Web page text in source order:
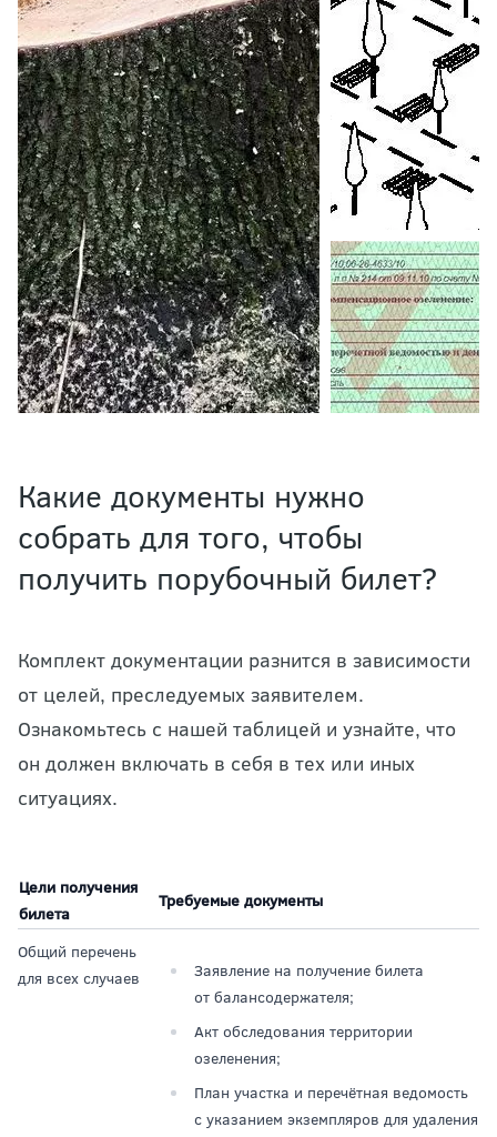
Какие документы нужно
собрать для того, чтобы
получить порубочный билет?
Комплект документации разнится в зависимости
от целей, преследуемых заявителем.
Ознакомьтесь с нашей таблицей и узнайте, что
он должен включать в себя в тех или иных
ситуациях.
Цели получения
билета
Требуемые документы
Общий перечень
для всех случаев
Заявление на получение билета
от балансодержателя;
Акт обследования территории
озеленения;
План участка и перечётная ведомость
с указанием экземпляров для удаления